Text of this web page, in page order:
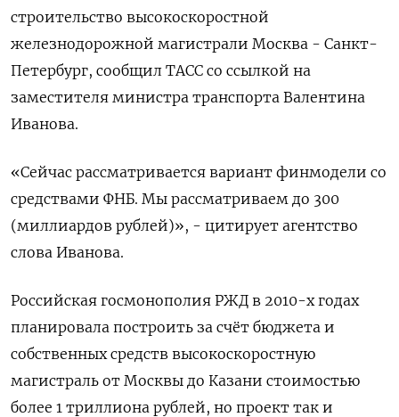
строительство высокоскоростной
железнодорожной магистрали Москва - Санкт-
Петербург, сообщил ТАСС со ссылкой на
заместителя министра транспорта Валентина
Иванова.
«Сейчас рассматривается вариант финмодели со
средствами ФНБ. Мы рассматриваем до 300
(миллиардов рублей)», - цитирует агентство
слова Иванова.
Российская госмонополия РЖД в 2010-х годах
планировала построить за счёт бюджета и
собственных средств высокоскоростную
магистраль от Москвы до Казани стоимостью
более 1 триллиона рублей, но проект так и